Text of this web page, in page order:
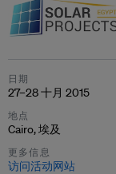
日期
27–28 十月 2015
地点
Cairo, 埃及
更多信息
访问活动网站